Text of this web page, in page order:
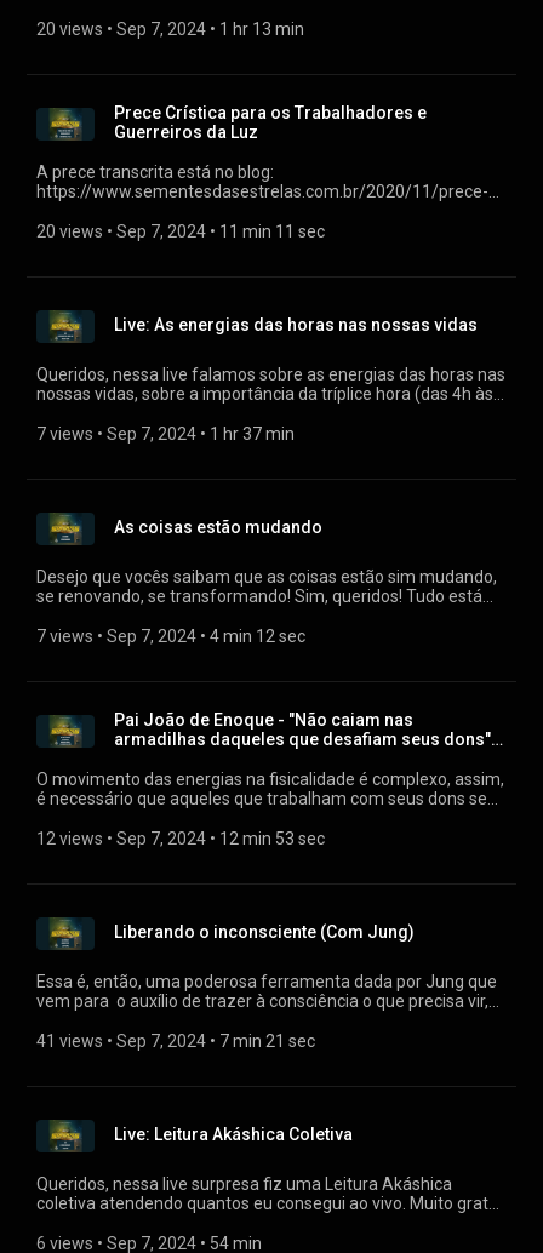
grande energia de impulso que estamos entrando agora em
"andar" mais harmoniosamente. Estavam presentes na live
Saint Germain, Pai Joaquim de Enoque e Pai João de
Aruanda. (Pelo menos os que vi). Muito grata pela
oportunidade mais uma vez Sementes! Amo vocês! Neva
(Gabriel RL)
20 views • Sep 7, 2024 • 1 hr 13 min
Prece Crística para os Trabalhadores e
Guerreiros da Luz
A prece transcrita está no blog:
https://www.sementesdasestrelas.com.br/2020/11/prece-
gabriel-rl.html Pela Verdade, nada mais que a Verdade, Em
20 views • Sep 7, 2024 • 11 min 11 sec
Live: As energias das horas nas nossas vidas
Queridos, nessa live falamos sobre as energias das horas nas
nossas vidas, sobre a importância da tríplice hora (das 4h às
horas iguais que vemos nos relógios e tivemos a benção do
7 views • Sep 7, 2024 • 1 hr 37 min
As coisas estão mudando
Desejo que vocês saibam que as coisas estão sim mudando,
se renovando, se transformando! Sim, queridos! Tudo está
7 views • Sep 7, 2024 • 4 min 12 sec
Pai João de Enoque - "Não caiam nas
armadilhas daqueles que desafiam seus dons"
O movimento das energias na fisicalidade é complexo, assim,
é necessário que aqueles que trabalham com seus dons se
para não cair em armadilhas do ego.
12 views • Sep 7, 2024 • 12 min 53 sec
Liberando o inconsciente (Com Jung)
Essa é, então, uma poderosa ferramenta dada por Jung que
vem para o auxílio de trazer à consciência o que precisa vir,
a ação desse comando/ferramenta. É um comando que
Consequentemente, esse comando também auxiliará no
processo de cura e realinhamento interior. Não há nenhuma
contra indicação na verbalização do Comando; pode fazer
quantas vezes desejar e se sentir confortável. É importante
que quando começar o Comando termine-o completamente.
Não o pegue só no começo, no meio, ou no final. É importante
que se faça a sequência toda (começo, meio e fim). Observe
41 views • Sep 7, 2024 • 7 min 21 sec
Live: Leitura Akáshica Coletiva
Queridos, nessa live surpresa fiz uma Leitura Akáshica
coletiva atendendo quantos eu consegui ao vivo. Muito grata
6 views • Sep 7, 2024 • 54 min